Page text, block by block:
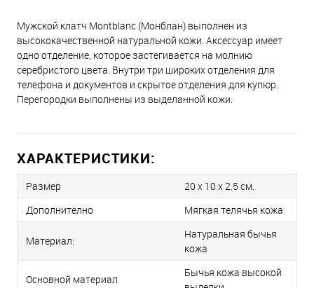
Мужской клатч Montblanc (Монблан) выполнен из
высококачественной натуральной кожи. Аксессуар имеет
одно отделение, которое застегивается на молнию
серебристого цвета. Внутри три широких отделения для
телефона и документов и скрытое отделения для купюр.
Перегородки выполнены из выделанной кожи.
ХАРАКТЕРИСТИКИ:
Размер
20 х 10 x 2.5 см.
Дополнително
Мягкая телячья кожа
Материал:
Натуральная бычья
кожа
Основной материал
Бычья кожа высокой